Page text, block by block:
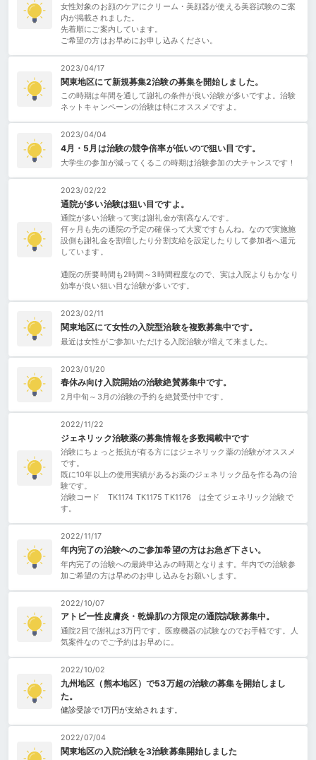
女性対象のお顔のケアにクリーム・美顔器が使える美容試験のご案
内が掲載されました。
先着順にご案内しています。
ご希望の方はお早めにお申し込みください。
2023/04/17
関東地区にて新規募集2治験の募集を開始しました。
この時期は年間を通して謝礼の条件が良い治験が多いですよ。治験
ネットキャンペーンの治験は特にオススメですよ。
2023/04/04
4月・5月は治験の競争倍率が低いので狙い目です。
大学生の参加が減ってくるこの時期は治験参加の大チャンスです！
2023/02/22
通院が多い治験は狙い目ですよ。
通院が多い治験って実は謝礼金が割高なんです。
何ヶ月も先の通院の予定の確保って大変ですもんね。なので実施施
設側も謝礼金を割増したり分割支給を設定したりして参加者へ還元
しています。
通院の所要時間も2時間～3時間程度なので、実は入院よりもかなり
効率が良い狙い目な治験が多いです。
2023/02/11
関東地区にて女性の入院型治験を複数募集中です。
最近は女性がご参加いただける入院治験が増えて来ました。
2023/01/20
春休み向け入院開始の治験絶賛募集中です。
2月中旬～3月の治験の予約を絶賛受付中です。
2022/11/22
ジェネリック治験薬の募集情報を多数掲載中です
治験にちょっと抵抗が有る方にはジェネリック薬の治験がオススメ
です。
既に10年以上の使用実績があるお薬のジェネリック品を作る為の治
験です。
治験コード TK1174 TK1175 TK1176 は全てジェネリック治験で
す。
2022/11/17
年内完了の治験へのご参加希望の方はお急ぎ下さい。
年内完了の治験への最終申込みの時期となります。年内での治験参
加ご希望の方は早めのお申し込みをお願いします。
2022/10/07
アトピー性皮膚炎・乾燥肌の方限定の通院試験募集中。
通院2回で謝礼は3万円です。医療機器の試験なのでお手軽です。人
気案件なのでご予約はお早めに。
2022/10/02
九州地区（熊本地区）で53万超の治験の募集を開始しまし
た。
健診受診で1万円が支給されます。
2022/07/04
関東地区の入院治験を3治験募集開始しました